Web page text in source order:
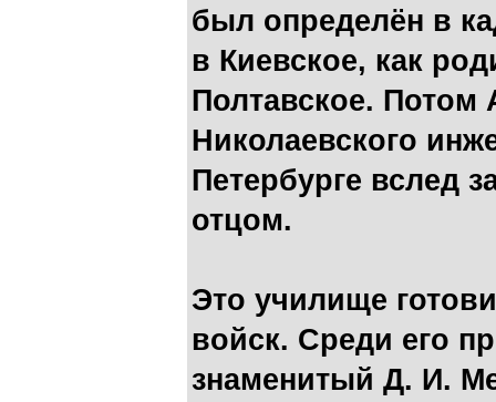
был определён в
в Киевское, как
Полтавское. Потом
Николаевского
Петербурге вслед
отцом.
Это училище
войск. Среди его
знаменитый Д. И.